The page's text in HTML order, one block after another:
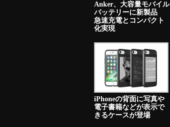
Anker、大容量モバイル
バッテリーに新製品
急速充電とコンパクト
化実現
iPhoneの背面に写真や
電子書籍などが表示で
きるケースが登場